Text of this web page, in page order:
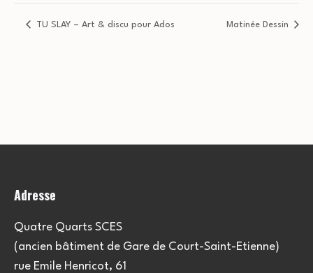
TU SLAY – Art & discu pour Ados Matinée Dessin
Adresse
Quatre Quarts SCES
(ancien bâtiment de Gare de Court-Saint-Etienne)
rue Emile Henricot, 61